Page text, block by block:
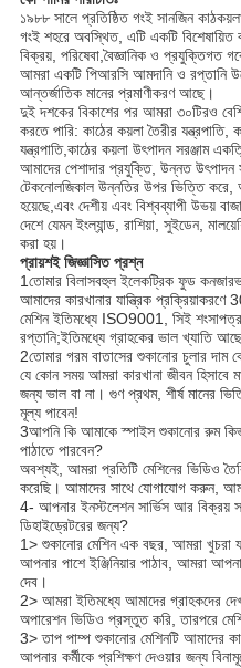
১৯৮৮ সালে প্রতিষ্ঠিত গংই সানজিন
গংই শহরে অবস্থিত, এটি একটি বিশেষায়িত
বিক্রয়, পরিষেবা,বৈজ্ঞানিক ও প্রযুক্তিগত
আমরা একটি পিআরসি আমদানি ও
আন্তর্জাতিক মানের প্রমাণীকরণ আছে।
দুই দশকের বিকাশের পর আমরা ৩০টিরও
করতে পারি: কাঠের কয়লা তৈরীর
যন্ত্রপাতি,কাঠের কয়লা উৎপাদন সরঞ্জাম
আমাদের পেশাদার প্রযুক্তি, উন্নত উৎপাদন
টেকনোলজিকাল উন্নতির উপর ভিত্তি করে,
হয়েছে,এবং দেশীয় এবং বিশ্বব্যাপী উভয়
দেশে যেমন ইংল্যান্ড, রাশিয়া, সুইডেন,
করা হয়।
প্রায়শই জিজ্ঞাসিত প্রশ্ন
1তোমার বিলাসবহুল ইলেকট্রিক ফুড
আমাদের কারখানার যান্ত্রিক
মেশিন ইতিমধ্যে ISO9001, সিই
রপ্তানি;ইতিমধ্যে গ্রাহকের ভাল খ্যাতি
2তোমার গরম বাতাসের শুকানোর চুলার দাম
যে কোন সময় আমরা কারখানা জীবন হিসাবে
জন্য ভাল বা না। গুণ প্রথম, শীর্ষ মানের
মূল্য পাবেন!
3আপনি কি আমাকে স্পাইস শুকানোর রুম
পাঠাতে পারবেন?
অবশ্যই, আমরা প্রতিটি মেশিনের ভিডিও
করেছি। আমাদের সাথে যোগাযোগ করুন,
4- আপনার ইনস্টলেশন সার্ভিস আর বিক্রয়
ডিহাইড্রেটরের জন্য?
1> শুকানোর মেশিন এক বছর, আমরা খুচরা
আপনার পাশে ইঞ্জিনিয়ার পাঠাব, আমরা
দেব।
2> আমরা ইতিমধ্যে আমাদের গ্রাহকদের
অপারেশন ভিডিও প্রস্তুত করি, তারপরে
3> তাপ পাম্প শুকানোর মেশিনটি আমাদের
আপনার কর্মীকে প্রশিক্ষণ দেওয়ার জন্য